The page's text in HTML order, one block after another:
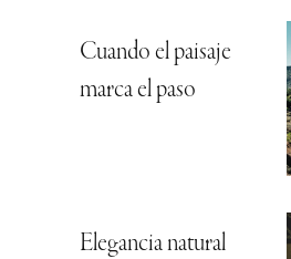
Cuando el paisaje
marca el paso
Elegancia natural